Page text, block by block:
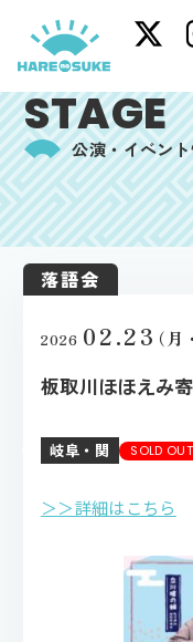
STAGE
公演・イベン
落語会
2026 02.23（月
板取川ほほえみ
岐阜・関 SOLD OUT
＞＞詳細はこちら